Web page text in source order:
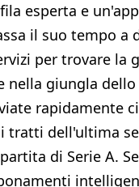
esperta e
il suo tempo a
per trovare la
nella giungla
rapidamente
tratti dell'ultima
di Serie A.